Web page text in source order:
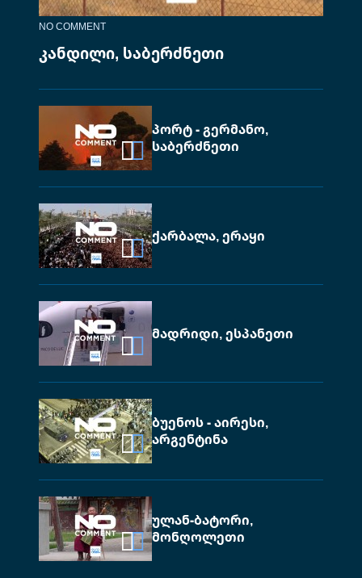
NO COMMENT
კანდილი, საბერძნეთი
პორტ - გერმანო,
საბერძნეთი
ქარბალა, ერაყი
მადრიდი, ესპანეთი
ბუენოს - აირესი,
არგენტინა
ულან-ბატორი,
მონღოლეთი